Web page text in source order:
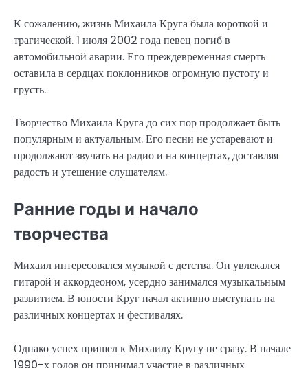
К сожалению, жизнь Михаила Круга была короткой и
трагической. 1 июля 2002 года певец погиб в
автомобильной аварии. Его преждевременная смерть
оставила в сердцах поклонников огромную пустоту и
грусть.
Творчество Михаила Круга до сих пор продолжает быть
популярным и актуальным. Его песни не устаревают и
продолжают звучать на радио и на концертах, доставляя
радость и утешение слушателям.
Ранние годы и начало
творчества
Михаил интересовался музыкой с детства. Он увлекался
гитарой и аккордеоном, усердно занимался музыкальным
развитием. В юности Круг начал активно выступать на
различных концертах и фестивалях.
Однако успех пришел к Михаилу Кругу не сразу. В начале
1990-х годов он принимал участие в различных